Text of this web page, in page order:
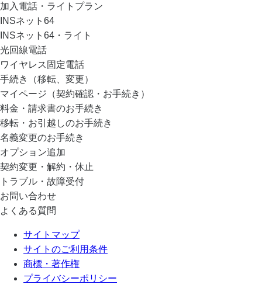
加入電話・ライトプラン
INSネット64
INSネット64・ライト
光回線電話
ワイヤレス固定電話
手続き（移転、変更）
マイページ（契約確認・お手続き）
料金・請求書のお手続き
移転・お引越しのお手続き
名義変更のお手続き
オプション追加
契約変更・解約・休止
トラブル・故障受付
お問い合わせ
よくある質問
サイトマップ
サイトのご利用条件
商標・著作権
プライバシーポリシー